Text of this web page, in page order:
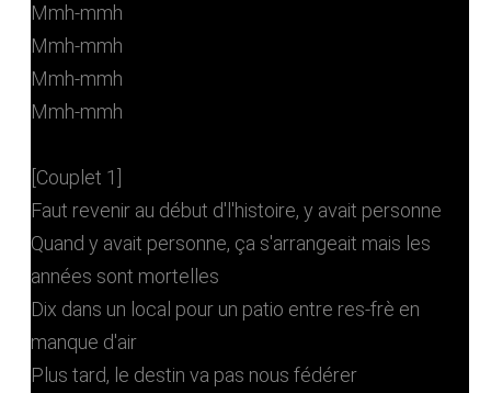
Mmh-mmh
Mmh-mmh
Mmh-mmh
Mmh-mmh
[Couplet 1]
Faut revenir au début d'l'histoire, y avait personne
Quand y avait personne, ça s'arrangeait mais les
années sont mortelles
Dix dans un local pour un patio entre res-frè en
manque d'air
Plus tard, le destin va pas nous fédérer